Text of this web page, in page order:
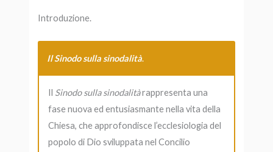
Introduzione.
IlSinodo sulla sinodalità.
Il Sinodo sulla sinodalitàrappresenta una
fase nuova ed entusiasmante nella vita della
Chiesa, che approfondisce l’ecclesiologia del
popolo di Dio sviluppata nel Concilio